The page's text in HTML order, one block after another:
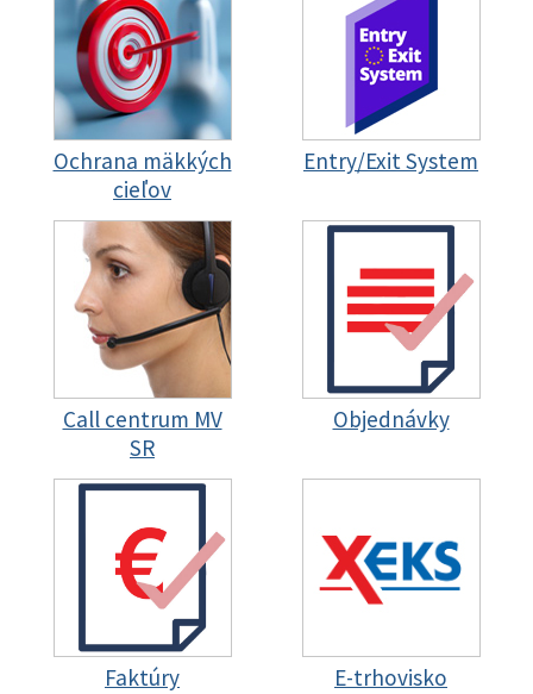
Ochrana mäkkých
cieľov
Entry/Exit System
Call centrum MV
SR
Objednávky
Faktúry E-trhovisko